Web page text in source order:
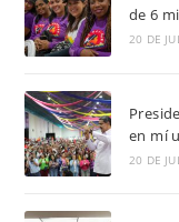
de 6
20 DE
en mí
20 DE